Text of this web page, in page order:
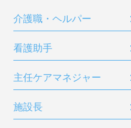
介護職・ヘルパー
看護助手
主任ケアマネジャー
施設長